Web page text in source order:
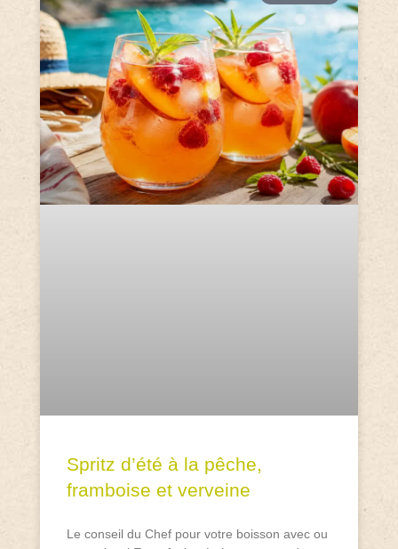
Spritz d’été à la pêche,
framboise et verveine
Le conseil du Chef pour votre boisson avec ou